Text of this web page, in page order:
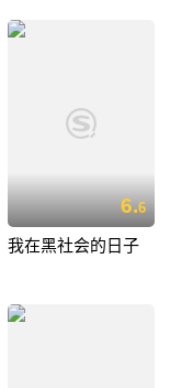
6.6
我在黑社会的日子